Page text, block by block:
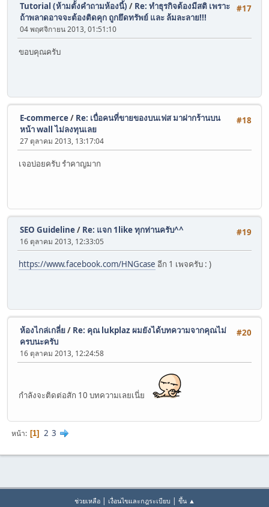
#17
Tutorial (ห้ามตั้งคำถามห้องนี้) / Re: ทำธุรกิจต้องมีสติ เพราะ
ถ้าพลาดอาจจะต้องติดคุก ถูกยึดทรัพย์ และ ล้มละลาย!!!
04 พฤศจิกายน 2013, 01:51:10
ขอบคุณครับ
#18
E-commerce/ Re: เบื่อคนที่ขายของบนเฟส มาฝากร้านบน
หน้า wall ไม่ลงทุนเลย
27 ตุลาคม 2013, 13:17:04
เจอบ่อยครับ รำคาญมาก
#19
SEO Guideline/ Re: แจก 1like ทุกท่านครับ^^
16 ตุลาคม 2013, 12:33:05
https://www.facebook.com/HNGcase อีก 1 เพจครับ : )
#20
ห้องไกล่เกลี่ย/ Re: คุณ lukplaz ผมยังได้บทความจากคุณไม่
ครบนะครับ
16 ตุลาคม 2013, 12:24:58
กำลังจะติดต่อสัก 10 บทความเลยเนี่ย
หน้า 1 2 3
ช่วยเหลือ| เงื่อนไขและกฎระเบียบ | ขึ้น ▲